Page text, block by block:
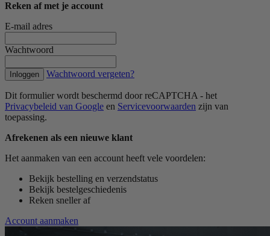
Reken af met je account
E-mail adres
Wachtwoord
Inloggen Wachtwoord vergeten?
Dit formulier wordt beschermd door reCAPTCHA - het
Privacybeleid van Google en Servicevoorwaarden zijn van
toepassing.
Afrekenen als een nieuwe klant
Het aanmaken van een account heeft vele voordelen:
Bekijk bestelling en verzendstatus
Bekijk bestelgeschiedenis
Reken sneller af
Account aanmaken